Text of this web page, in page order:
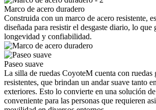
Marco de acero duradero
Construida con un marco de acero resistente,
diseñada para resistir el desgaste diario, lo que
longevidad y confiabilidad.
Paseo suave
La silla de ruedas CoyoteM cuenta con ruedas
resistentes, que brindan un andar suave tanto
exteriores. Esto lo convierte en una solución
conveniente para las personas que requieren